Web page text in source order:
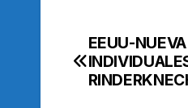
de
EEUU-